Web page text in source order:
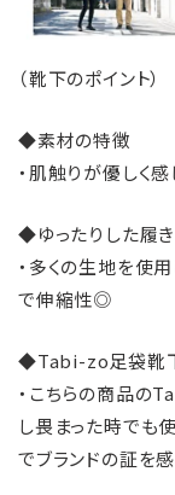
（靴下のポイント）
◆素材の特徴
・肌触りが優しく
◆ゆったりした履
・多くの生地を使
で伸縮性◎
◆Tabi-zo足袋靴
・こちらの商品の
し畏まった時でも
でブランドの証を